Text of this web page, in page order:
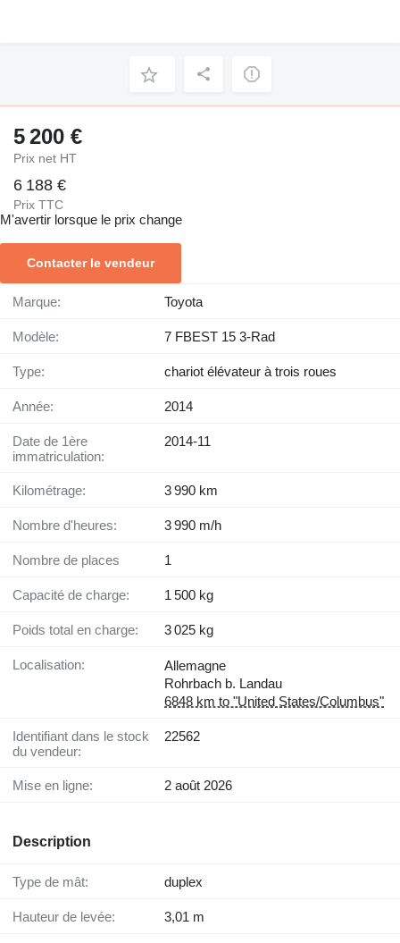
5 200 €
Prix net HT
6 188 €
Prix TTC
M'avertir lorsque le prix change
Contacter le vendeur
Marque: Toyota
Modèle: 7 FBEST 15 3-Rad
Type: chariot élévateur à trois roues
Année: 2014
Date de 1ère
immatriculation:
2014-11
Kilométrage: 3 990 km
Nombre d'heures: 3 990 m/h
Nombre de places 1
Capacité de charge: 1 500 kg
Poids total en charge: 3 025 kg
Localisation:
Allemagne
Rohrbach b. Landau
6848 km to "United States/Columbus"
Identifiant dans le stock
du vendeur:
22562
Mise en ligne: 2 août 2026
Description
Type de mât: duplex
Hauteur de levée: 3,01 m